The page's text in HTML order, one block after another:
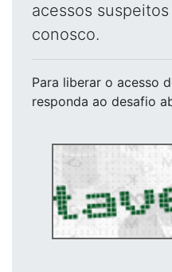
acessos
conosco.
Para liberar o acesso
responda ao desafio